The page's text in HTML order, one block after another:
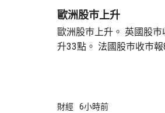
歐洲股巿上升
歐洲股巿上升。 英國股巿收巿報10901點，上
升33點。 法國股巿收巿報8714點，上升15
財經 6小時前